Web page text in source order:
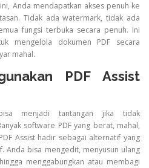
ini, Anda mendapatkan akses penuh ke
Tidak ada watermark, tidak ada
fungsi terbuka secara penuh. Ini
mengelola dokumen PDF secara
mahal.
PDF Assist
menjadi tantangan jika tidak
software PDF yang berat, mahal,
Assist hadir sebagai alternatif yang
Anda bisa mengedit, menyusun ulang
menggabungkan atau membagi